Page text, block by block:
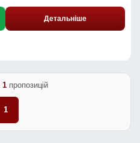
Детальніше
1 пропозицій
1